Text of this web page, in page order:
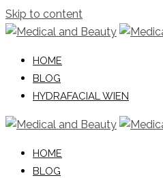
Skip to content
HOME
BLOG
HYDRAFACIAL WIEN
HOME
BLOG